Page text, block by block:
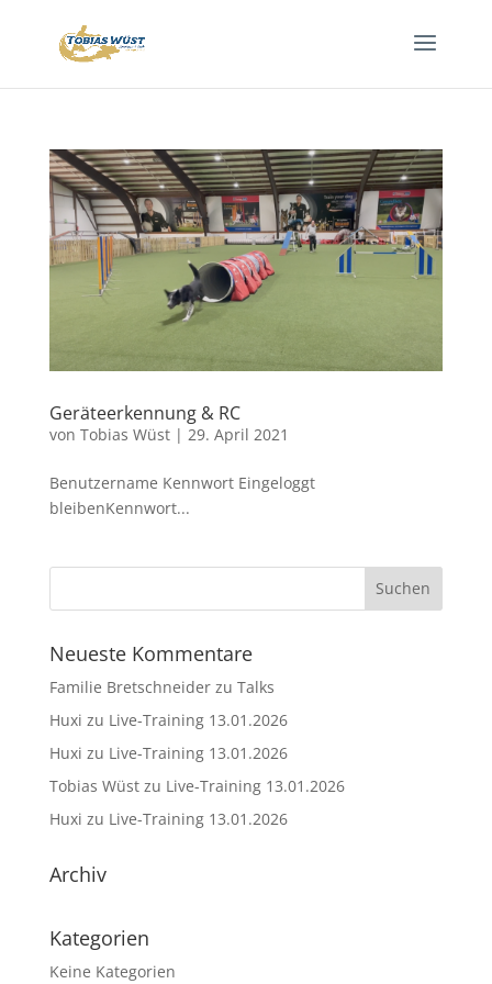
Geräteerkennung & RC
von Tobias Wüst| 29. April 2021
Benutzername Kennwort Eingeloggt
bleibenKennwort...
Neueste Kommentare
Familie Bretschneiderzu Talks
Huxi zu Live-Training 13.01.2026
Huxi zu Live-Training 13.01.2026
Tobias Wüstzu Live-Training 13.01.2026
Huxi zu Live-Training 13.01.2026
Archiv
Kategorien
Keine Kategorien